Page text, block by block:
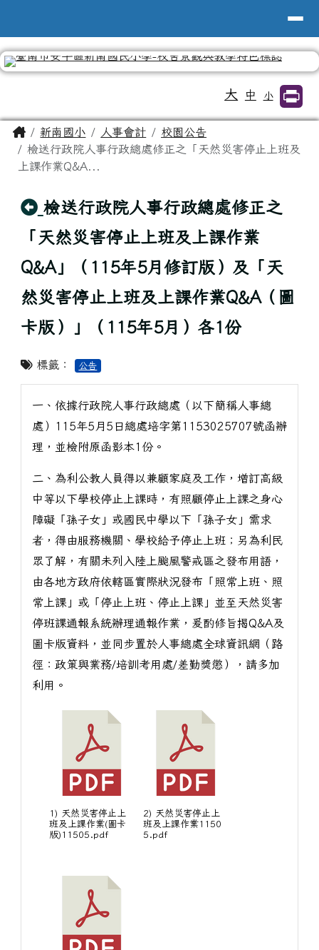
大 中 小
主內容區域
Home新南國小 人事會計
校園公告
檢送行政院人事行政總處修正之「天然災害停止上班及
上課作業Q&A...
回上頁
檢送行政院人事行政總處修正之
「天然災害停止上班及上課作業
Q&A」（115年5月修訂版）及「天
然災害停止上班及上課作業Q&A（圖
卡版）」（115年5月）各1份
標籤： 公告
一、依據行政院人事行政總處（以下簡稱人事總
處）115年5月5日總處培字第1153025707號函辦
理，並檢附原函影本1份。
二、為利公教人員得以兼顧家庭及工作，增訂高級
中等以下學校停止上課時，有照顧停止上課之身心
障礙「孫子女」或國民中學以下「孫子女」需求
者，得由服務機關、學校給予停止上班；另為利民
眾了解，有關未列入陸上颱風警戒區之發布用語，
由各地方政府依轄區實際狀況發布「照常上班、照
常上課」或「停止上班、停止上課」並至天然災害
停班課通報系統辦理通報作業，爰酌修旨揭Q&A及
圖卡版資料，並同步置於人事總處全球資訊網（路
徑：政策與業務/培訓考用處/差勤獎懲），請多加
利用。
1) 天然災害停止上
班及上課作業(圖卡
版)11505.pdf
2) 天然災害停止上
班及上課作業1150
5.pdf
頁尾區域